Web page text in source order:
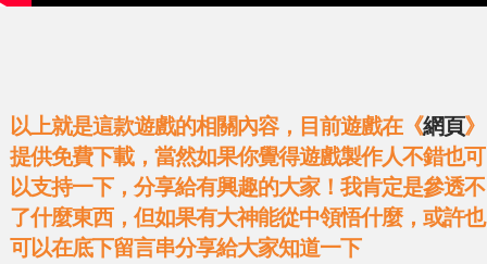
以上就是這款遊戲的相關內容，目前遊戲在《網頁》
提供免費下載，當然如果你覺得遊戲製作人不錯也可
以支持一下，分享給有興趣的大家！我肯定是參透不
了什麼東西，但如果有大神能從中領悟什麼，或許也
可以在底下留言串分享給大家知道一下